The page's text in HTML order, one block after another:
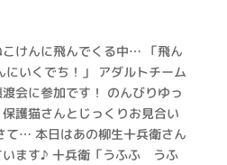
けんに飛んでくる中… 「飛ん
にいくでち！」 アダルトチーム
会に参加です！ のんびりゆっ
護猫さんとじっくりお見合い
て… 本日はあの柳生十兵衛さん
います♪ 十兵衛「うふふ うふ